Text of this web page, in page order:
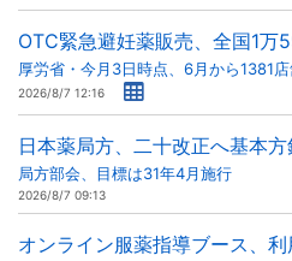
OTC緊急避妊薬販売、全国1万
厚労省・今月3日時点、6月から1381
2026/8/7 12:16
日本薬局方、二十改正へ基本方
局方部会、目標は31年4月施行
2026/8/7 09:13
オンライン服薬指導ブース、